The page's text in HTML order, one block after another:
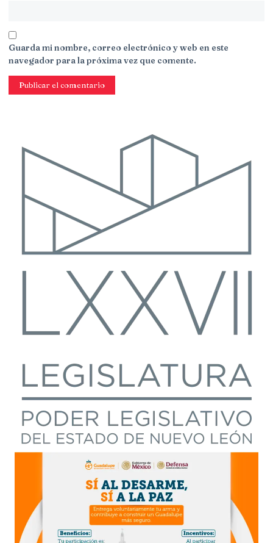
Guarda mi nombre, correo electrónico y web en este
navegador para la próxima vez que comente.